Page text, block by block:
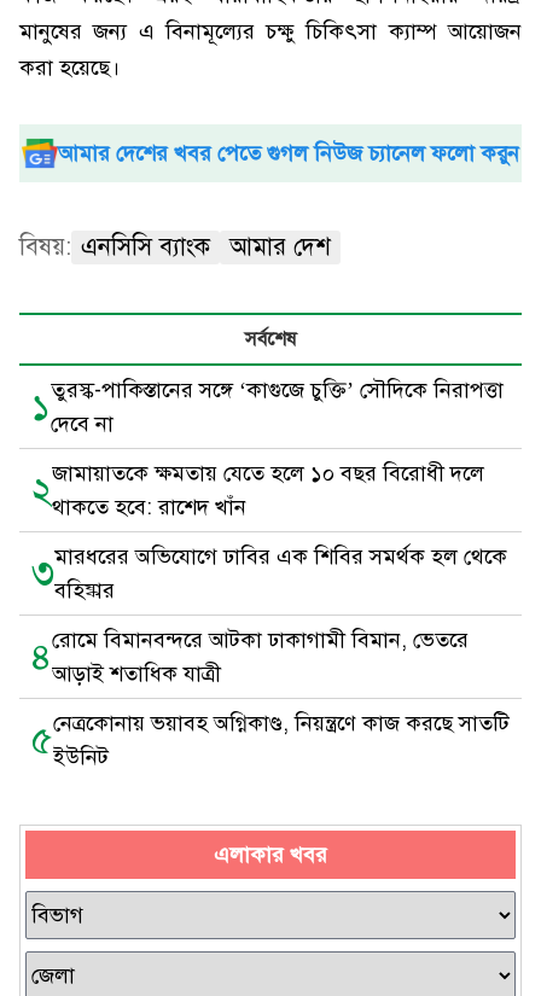
মানুষের জন্য এ বিনামূল্যের চক্ষু চিকিৎসা ক্যাম্প আয়োজন
করা হয়েছে।
আমার দেশের খবর পেতে গুগল নিউজ চ্যানেল ফলো করুন
বিষয়: এনসিসি ব্যাংক আমার দেশ
সর্বশেষ
১তুরস্ক-পাকিস্তানের সঙ্গে ‘কাগুজে চুক্তি’ সৌদিকে নিরাপত্তা
দেবে না
২জামায়াতকে ক্ষমতায় যেতে হলে ১০ বছর বিরোধী দলে
থাকতে হবে: রাশেদ খাঁন
৩মারধরের অভিযোগে ঢাবির এক শিবির সমর্থক হল থেকে
বহিষ্কার
৪রোমে বিমানবন্দরে আটকা ঢাকাগামী বিমান, ভেতরে
আড়াই শতাধিক যাত্রী
৫নেত্রকোনায় ভয়াবহ অগ্নিকাণ্ড, নিয়ন্ত্রণে কাজ করছে সাতটি
ইউনিট
এলাকার খবর